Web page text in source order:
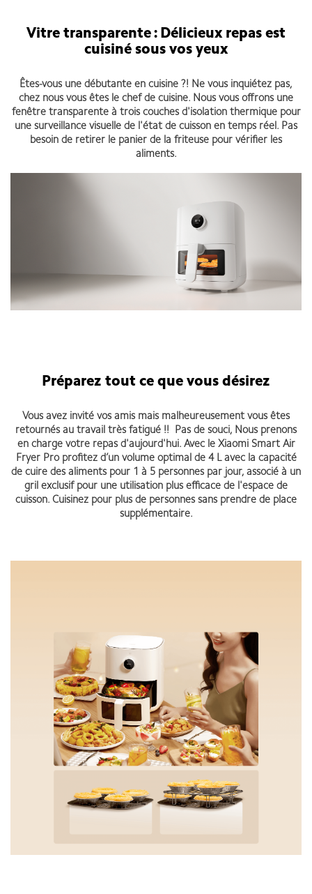
Vitre transparente : Délicieux repas est
cuisiné sous vos yeux
Êtes-vous une débutante en cuisine ?! Ne vous inquiétez pas,
chez nous vous êtes le chef de cuisine. Nous vous offrons une
fenêtre transparente à trois couches d'isolation thermique pour
une surveillance visuelle de l'état de cuisson en temps réel. Pas
besoin de retirer le panier de la friteuse pour vérifier les
aliments.
Préparez tout ce que vous désirez
Vous avez invité vos amis mais malheureusement vous êtes
retournés au travail très fatigué !! Pas de souci, Nous prenons
en charge votre repas d'aujourd'hui. Avec le Xiaomi Smart Air
Fryer Pro profitez d’un volume optimal de 4 L avec la capacité
de cuire des aliments pour 1 à 5 personnes par jour, associé à un
gril exclusif pour une utilisation plus efficace de l'espace de
cuisson. Cuisinez pour plus de personnes sans prendre de place
supplémentaire.